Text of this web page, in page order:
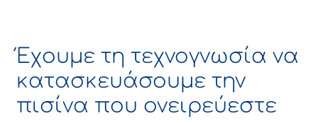
Έχουμε τη τεχνογνωσία να
κατασκευάσουμε την
πισίνα που ονειρεύεστε